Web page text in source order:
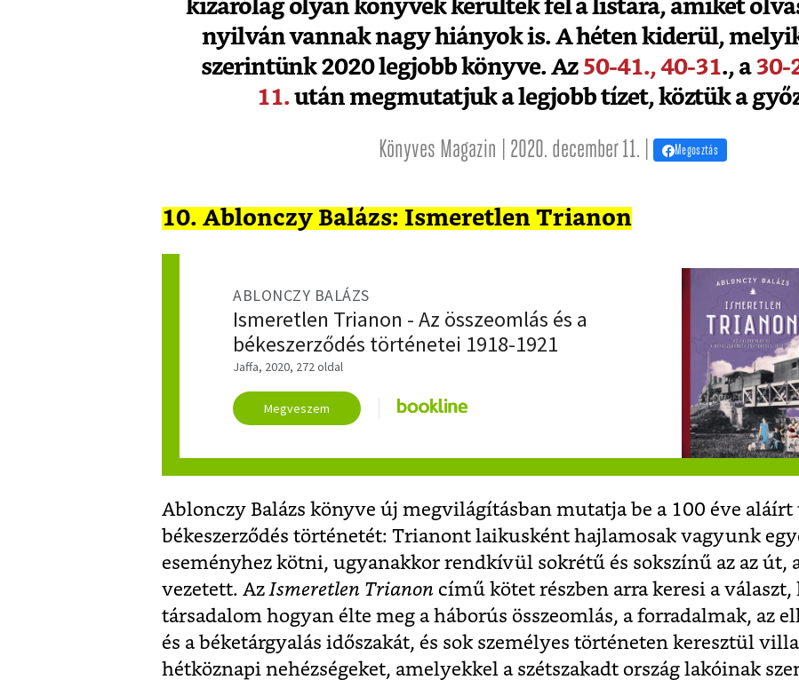
kizárólag olyan könyvek kerültek fel a listára, amiket
nyilván vannak nagy hiányok is. A héten kiderül,
szerintünk 2020 legjobb könyve. Az50-41.,40-31., a30-
11. után megmutatjuk a legjobb tízet, köztük a
Könyves Magazin | 2020. december 11. | Megosztás
10. Ablonczy Balázs: Ismeretlen Trianon
ABLONCZY BALÁZS
Ismeretlen Trianon - Az összeomlás és a
békeszerződés történetei 1918-1921
Jaffa, 2020, 272 oldal
Megveszem
Ablonczy Balázs könyve új megvilágításban mutatja be a 100 éve
békeszerződés történetét: Trianont laikusként hajlamosak vagyunk
eseményhez kötni, ugyanakkor rendkívül sokrétű és sokszínű az az út,
vezetett. Az Ismeretlen Trianon című kötet részben arra keresi a választ,
társadalom hogyan élte meg a háborús összeomlás, a forradalmak, az
és a béketárgyalás időszakát, és sok személyes történeten keresztül
hétköznapi nehézségeket, amelyekkel a szétszakadt ország lakóinak